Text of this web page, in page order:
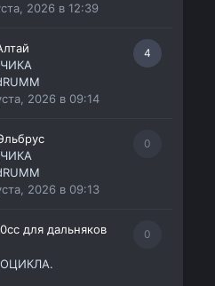
2026 в 12:39
4
2026 в 09:14
0
2026 в 09:13
0
для дальняков